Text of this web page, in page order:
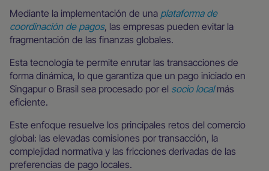
Mediante la implementación de una plataforma de
coordinación de pagos, las empresas pueden evitar la
fragmentación de las finanzas globales.
Esta tecnología te permite enrutar las transacciones de
forma dinámica, lo que garantiza que un pago iniciado en
Singapur o Brasil sea procesado por el socio localmás
eficiente.
Este enfoque resuelve los principales retos del comercio
global: las elevadas comisiones por transacción, la
complejidad normativa y las fricciones derivadas de las
preferencias de pago locales.